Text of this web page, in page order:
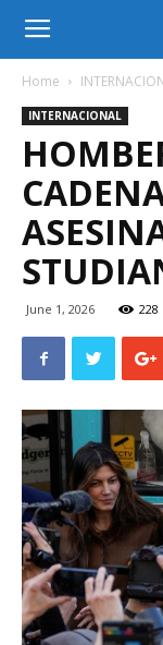
Bon
Dia
Aruba
Aruba
Home
INTERNACIONAL
June 1, 2026 228